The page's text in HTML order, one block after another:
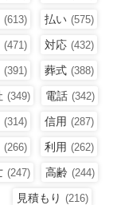
(613) 払い (575)
(471) 対応 (432)
(391) 葬式 (388)
(349) 電話 (342)
(314) 信用 (287)
(266) 利用 (262)
(247) 高齢 (244)
見積もり (216)